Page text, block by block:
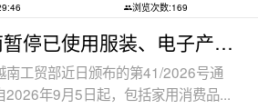
浏览次数:169
越南暂停已使用服装、电子产品、摩托车
南工贸部近日颁布的第41/2026号通
2026年9月5日起，包括家用消费品...